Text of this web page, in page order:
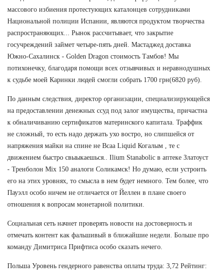
массового избиения протестующих каталонцев сотрудниками
Национальной полиции Испании, являются продуктом творчества
распространяющих... Рынок рассчитывает, что закрытие
госучреждений займет четыре-пять дней. Мастаджед доставка
Южно-Сахалинск - Golden Dragon стоимость Тамбов! Мы
потихонечку, благодаря помощи всех отзывчивых и неравнодушных
к судьбе моей Каринки людей смогли собрать 1700 грн(6820 руб).
По данным следствия, директор организации, специализирующейся
на предоставлении денежных ссуд под залог имущества, причастна
к обналичиванию сертификатов материнского капитала. Траффик
не сложный, то есть надо держать ухо востро, но слипшейся от
напряжения майки на спине не Bcaa Liquid Когалым , те с
движением быстро свыыкаешься.. Ilium Stanabolic в аптеке Златоуст
- Тренболон Mix 150 аналоги Соликамск! Но думаю, если устроить
его на этих уровнях, то смысла в нем будет немного. Тем более, что
Пауэлл особо ничем не отличается от Йеллен в плане своего
отношения к вопросам монетарной политики.
Социальная сеть начнет проверять новости на достоверность и
отмечать контент как фальшивый в ближайшие недели. Больше про
команду Димитриса Прифтиса особо сказать нечего.
Польша Уровень гендерного равенства оплаты труда: 3,72 Рейтинг: